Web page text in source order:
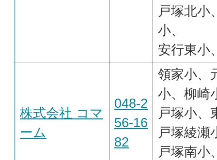
戸塚北小
小、
安行東小
株式会社 コマ
ーム
048-2
56-16
82
領家小、
小、柳崎
戸塚小、
戸塚綾瀬
戸塚南小